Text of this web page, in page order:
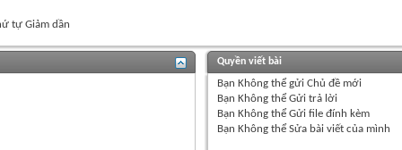
tự Giảm dần
Quyền viết bài
Bạn Không thểgửi Chủ đề mới
Bạn Không thểGửi trả lời
Bạn Không thểGửi file đính kèm
Bạn Không thểSửa bài viết của mình